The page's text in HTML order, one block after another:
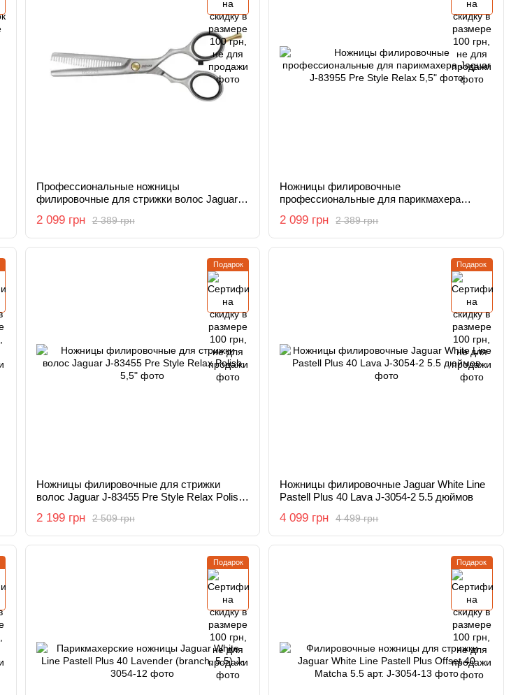
Профессиональные ножницы
филировочные для стрижки волос Jaguar
2 389 грн
2 099 грн
Ножницы филировочные
профессиональные для парикмахера
2 389 грн
2 099 грн
Подарок
Ножницы филировочные для стрижки
волос Jaguar J-83455 Pre Style Relax Polish
2 509 грн
2 199 грн
Подарок
Ножницы филировочные Jaguar White Line
Pastell Plus 40 Lava J-3054-2 5.5 дюймов
4 499 грн
4 099 грн
Подарок Подарок